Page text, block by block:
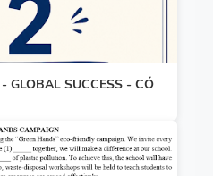
3
TIẾNG ANH
4 -
GLOBAL SUCCESS - CÓ